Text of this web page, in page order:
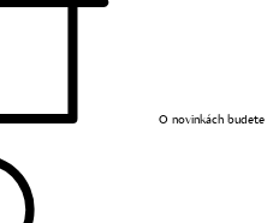
O novinkách budete